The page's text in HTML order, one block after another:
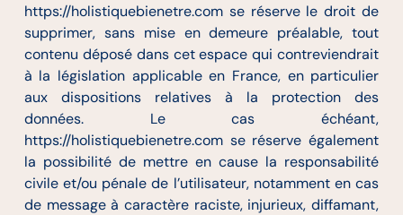
https://holistiquebienetre.com se réserve le droit de
supprimer, sans mise en demeure préalable, tout
contenu déposé dans cet espace qui contreviendrait
à la législation applicable en France, en particulier
aux dispositions relatives à la protection des
données. Le cas échéant,
https://holistiquebienetre.com se réserve également
la possibilité de mettre en cause la responsabilité
civile et/ou pénale de l’utilisateur, notamment en cas
de message à caractère raciste, injurieux, diffamant,